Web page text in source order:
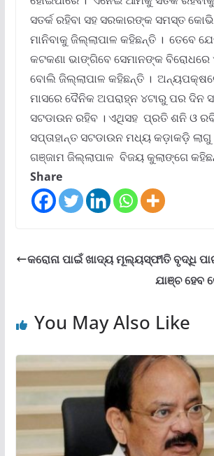
ସତର୍କ ରହିବା ସହ ସରକାରଙ୍କ ସମସ୍ତ
ମାନିବାକୁ ଜିଲ୍ଲାପାଳ କହିଛନ୍ତି । ତେବେ
କଟକଣା ଭାଙ୍ଗିବେ ସେମାନଙ୍କ
ବୋଲି ଜିଲ୍ଲାପାଳ କହିଛନ୍ତି ।
ମାସରେ ଦୈନିକ ଅପରାହ୍ନ ୪ଟାରୁ ପର ଦିନ
ସଟଡାଉନ ରହିବ । ଏଥିସହ ପ୍ରତି ଶନି ଓ
ସପ୍ତାହାନ୍ତ ସଟଡାଉନ ମଧ୍ୟ କଡ଼ାକଡ଼ି
ଗଞ୍ଜାମ ଜିଲ୍ଲାପାଳ ବିଜୟ କୁଲାଙ୍ଗେ
Share
କରୋନା ପାଇଁ ଖାଦ୍ୟ ମୂଲ୍ୟସ୍ଫୀତି ବୃଦ୍ଧି
ଯାଞ୍ଚ ହେବ
You May Also Like